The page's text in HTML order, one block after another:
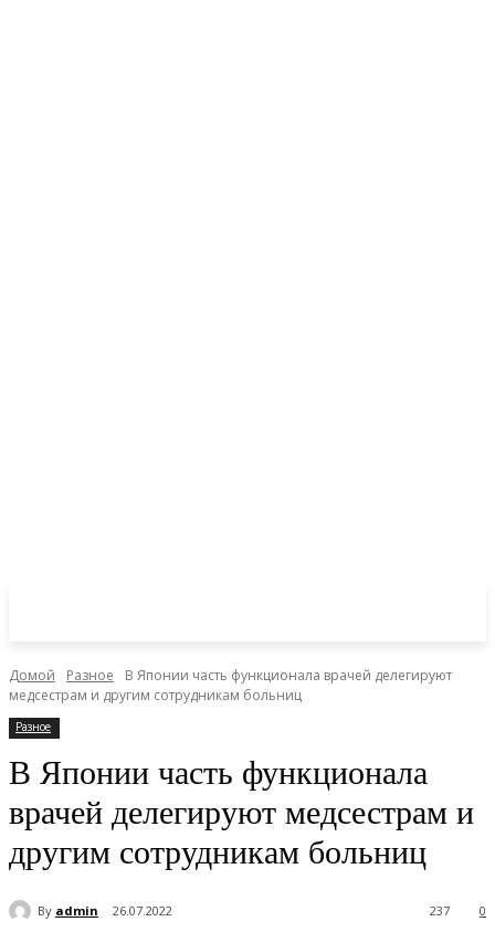
Домой Разное
В Японии часть функционала врачей делегируют
медсестрам и другим сотрудникам больниц
Разное
В Японии часть функционала
врачей делегируют медсестрам и
другим сотрудникам больниц
By admin 26.07.2022 0
237